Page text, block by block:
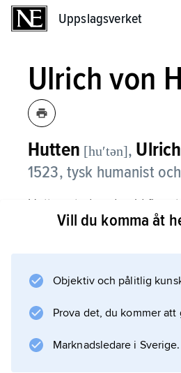
Uppslagsverket
Ulrich von
Hutten [huʹtən],
1523, tysk humanist
Hutten studerade vid flera
universitet och blev en av
poeta laureatus
Vill du komma åt
Objektiv och pålitlig
Prova det, du kommer att
Marknadsledare i Sverige.